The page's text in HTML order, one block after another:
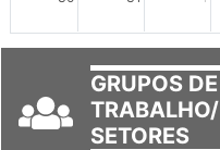
GRUPOS DE
TRABALHO/
SETORES